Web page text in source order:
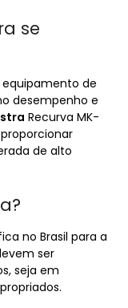
se
de
desempenho e
Recurva MK-
de alto
no Brasil para a
ser
seja em